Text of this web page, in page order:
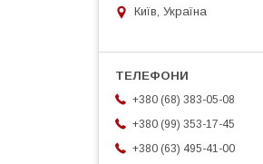
Київ, Україна
+380 (68) 383-05-08
+380 (99) 353-17-45
+380 (63) 495-41-00